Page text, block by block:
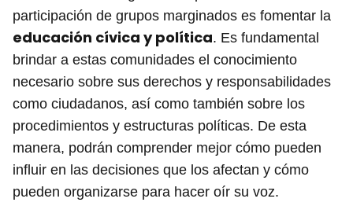
participación de grupos marginados es fomentar la
educación cívica y política. Es fundamental
brindar a estas comunidades el conocimiento
necesario sobre sus derechos y responsabilidades
como ciudadanos, así como también sobre los
procedimientos y estructuras políticas. De esta
manera, podrán comprender mejor cómo pueden
influir en las decisiones que los afectan y cómo
pueden organizarse para hacer oír su voz.